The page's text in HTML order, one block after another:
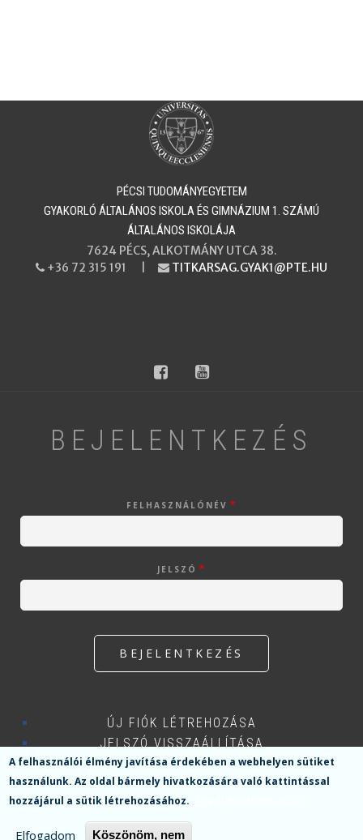
PÉCSI TUDOMÁNYEGYETEM
​​​​​​​GYAKORLÓ ÁLTALÁNOS ISKOLA ÉS GIMNÁZIUM 1. SZÁMÚ
ÁLTALÁNOS ISKOLÁJA
7624 PÉCS, ALKOTMÁNY UTCA 38.
PHONE
+36 72 315 191 | EMAIL
TITKARSAG.GYAK1@PTE.HU
facebookyoutube
BEJELENTKEZÉS
FELHASZNÁLÓNÉV
JELSZÓ
ÚJ FIÓK LÉTREHOZÁSA
JELSZÓ VISSZAÁLLÍTÁSA
A felhasználói élmény javítása érdekében a webhelyen sütiket
használunk.Az oldal bármely hivatkozására való kattintással
hozzájárul a sütik létrehozásához.
Elfogadom Köszönöm, nem